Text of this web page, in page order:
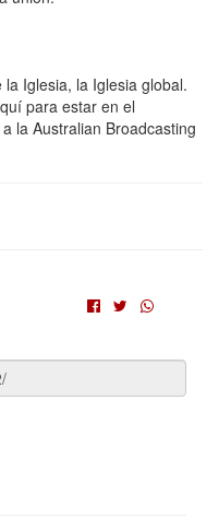
Iglesia, la Iglesia global.
para estar en el
la Australian Broadcasting